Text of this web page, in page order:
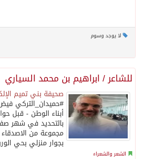
لا يوجد وسوم
للشاعر / ابراهيم بن محمد السياري
صحيفة بني تميم
‫#حميدان_التركي‬
أبناء الوطن - قبل
بالتحديد في شهر
مجموعة من
بجوار منزلي بحي
الشعر والشعراء